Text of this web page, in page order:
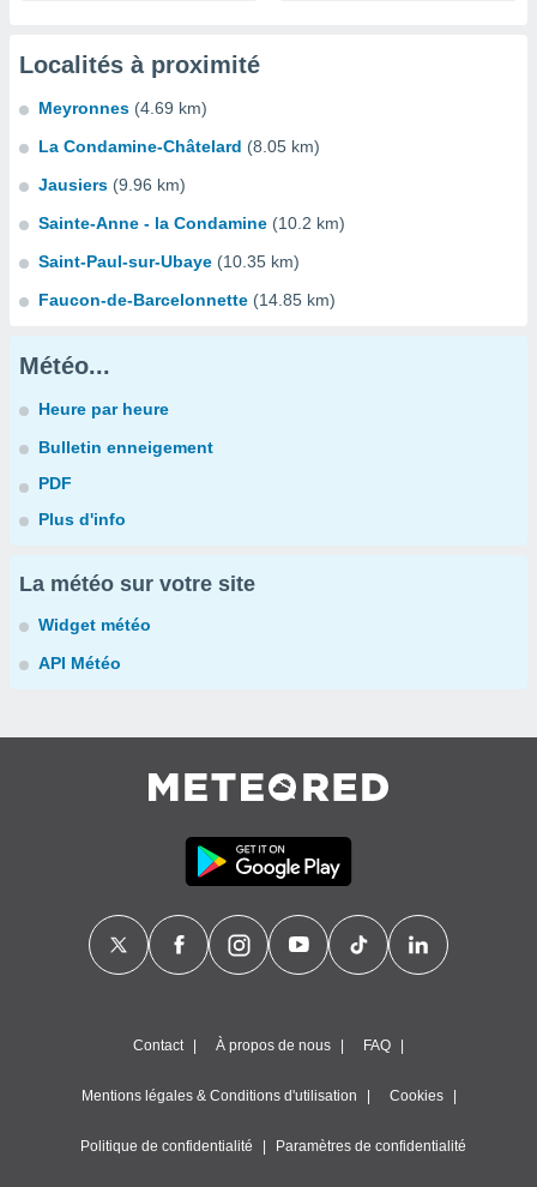
Localités à proximité
Meyronnes (4.69 km)
La Condamine-Châtelard (8.05 km)
Jausiers (9.96 km)
Sainte-Anne - la Condamine (10.2 km)
Saint-Paul-sur-Ubaye (10.35 km)
Faucon-de-Barcelonnette (14.85 km)
Météo...
Heure par heure
Bulletin enneigement
PDF
Plus d'info
La météo sur votre site
Widget météo
API Météo
Contact À propos de nous FAQ
Mentions légales & Conditions d'utilisation Cookies
Politique de confidentialité Paramètres de confidentialité